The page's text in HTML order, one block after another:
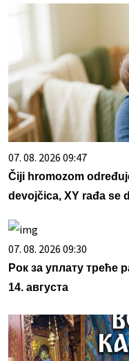
07. 08. 2026 09:47
Čiji hromozom
devojčica, XY rađa se
07. 08. 2026 09:30
Рок за уплату треће
14. августа